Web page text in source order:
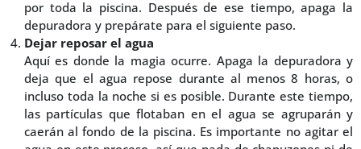
por toda la piscina. Después de ese tiempo, apaga la
depuradora y prepárate para el siguiente paso.
Dejar reposar el agua
Aquí es donde la magia ocurre. Apaga la depuradora y
deja que el agua repose durante al menos 8 horas, o
incluso toda la noche si es posible. Durante este tiempo,
las partículas que flotaban en el agua se agruparán y
caerán al fondo de la piscina. Es importante no agitar el